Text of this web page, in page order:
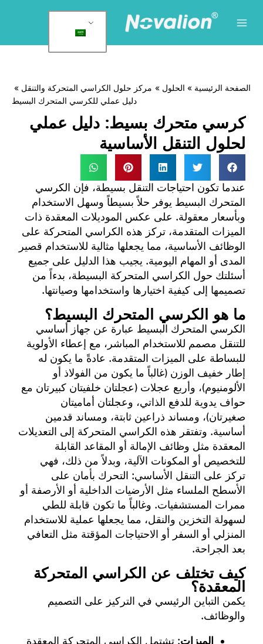
الرئيسية الحلول
مركز حلول الكراسي المتحركة والتنقل
دليل عملي للكرسي المتحرك البسيط
كرسي متحرك بسيط: دليل عملي
لحلول التنقل الأساسية
عندما تكون احتياجات التنقل بسيطة، فإن الكرسي
المتحرك البسيط يوفر حلاً بسيطاً وسهل الاستخدام
وبأسعار معقولة. على عكس الموديلات المعقدة ذات
الميزات المتقدمة، تركز هذه الكراسي المتحركة على
الوظائف الأساسية، مما يجعلها مثالية للاستخدام قصير
المدى أو المهام اليومية. يجيب هذا الدليل على جميع
أسئلتك حول الكراسي المتحركة البسيطة، بدءاً من
تصميمها إلى كيفية اختيارها واستخدامها وصيانتها.
ما هو الكرسي المتحرك البسيط؟
الكرسي المتحرك البسيط عبارة عن جهاز أساسي
للتنقل مصمم للاستخدام المباشر، مع إعطاء الأولوية
للبساطة على الميزات المتقدمة. عادةً ما يكون له
إطار خفيف الوزن (غالباً ما يكون من الفولاذ أو
الألومنيوم)، وأربع عجلات (عجلتان خلفيتان كبيرتان مع
حواف يدوية للدفع الذاتي، وعجلتان أماميتان
صغيرتان)، ومساند ذراعين ثابتة، ومساند قدمين
أساسية. وتفتقر هذه الكراسي المتحركة إلى التعديلات
المعقدة مثل وظائف الإمالة أو المقاعد القابلة
للتخصيص أو المكونات الآلية، وبدلاً من ذلك، فهي
تركز على التنقل الأساسي: التحرك بأمان على
الأسطح الملساء مثل الأرضيات الداخلية أو الأرصفة أو
ممرات المستشفيات. وغالباً ما تكون قابلة للطي
لسهولة التخزين والنقل، مما يجعلها عملية للاستخدام
المنزلي أو السفر أو الاحتياجات المؤقتة مثل التعافي
بعد الجراحة.
كيف تختلف عن الكراسي المتحركة
المعقدة؟
يكمن التباين الرئيسي في التركيز على التصميم
والوظائف.
الميزات : تشتمل الكراسي المتحركة المعقدة